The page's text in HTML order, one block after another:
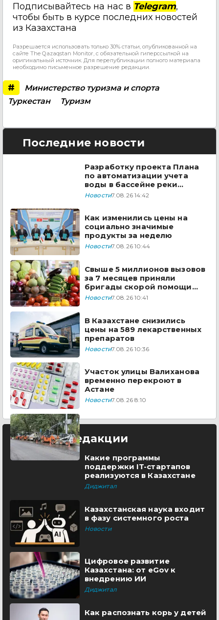
Подписывайтесь на нас в Telegram,
чтобы быть в курсе последних новостей
из Казахстана
Разрешается использовать только 30% статьи, опубликованной на
сайте The Qazaqstan Monitor, с обязательной гиперссылкой на
оригинальный источник. Для перепубликации полного материала
необходимо письменное разрешение редакции.
#
Министерство туризма и спорта
Туркестан
Туризм
Последние новости
Разработку проекта Плана
по автоматизации учета
воды в бассейне реки
Сырдарья одобрили
Новости7.08.26 14:42
Как изменились цены на
социально значимые
продукты за неделю
Новости7.08.26 10:44
Свыше 5 миллионов вызовов
за 7 месяцев приняли
бригады скорой помощи
Казахстана
Новости7.08.26 10:41
В Казахстане снизились
цены на 589 лекарственных
препаратов
Новости7.08.26 10:36
Участок улицы Валиханова
временно перекроют в
Астане
Новости7.08.26 8:10
Выбор редакции
Какие программы
поддержки IT-стартапов
реализуются в Казахстане
Диджитал
Казахстанская наука входит
в фазу системного роста
Новости
Цифровое развитие
Казахстана: от eGov к
внедрению ИИ
Диджитал
Как распознать корь у детей